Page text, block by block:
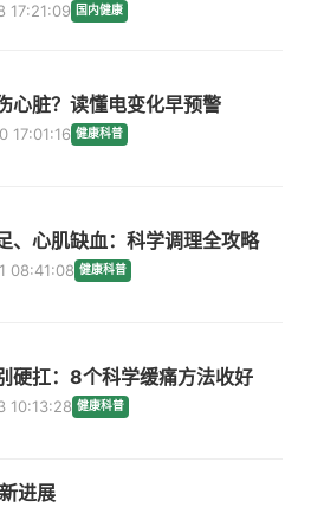
17:21:09 国内健康
心脏？读懂电变化早预警
17:01:16 健康科普
、心肌缺血：科学调理全攻略
08:41:08 健康科普
硬扛：8个科学缓痛方法收好
10:13:28 健康科普
进展